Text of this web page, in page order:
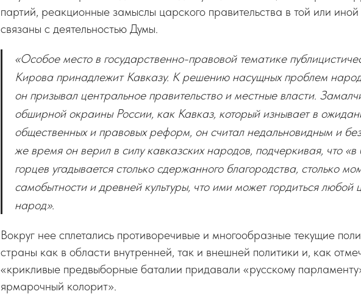
партий, реакционные замыслы царского правительства в той или
связаны с деятельностью Думы.
«Особое место в государственно-правовой тематике
Кирова принадлежит Кавказу. К решению насущных проблем
он призывал центральное правительство и местные власти.
обширной окраины России, как Кавказ, который изнывает в
общественных и правовых реформ, он считал недальновидным и
же время он верил в силу кавказских народов, подчеркивая, что «в
горцев угадывается столько сдержанного благородства, столько
самобытности и древней культуры, что ими может гордиться любой
народ».
Вокруг нее сплетались противоречивые и многообразные текущие
страны как в области внутренней, так и внешней политики и, как
«крикливые предвыборные баталии придавали «русскому
ярмарочный колорит».